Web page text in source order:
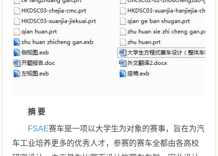
摘 要
FSAE赛车是一项以大学生为对象的赛事，旨在为汽
车工业培养更多的优秀人才，参赛的赛车全都由各高校